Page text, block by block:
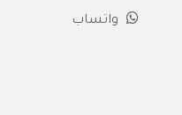
واتساب